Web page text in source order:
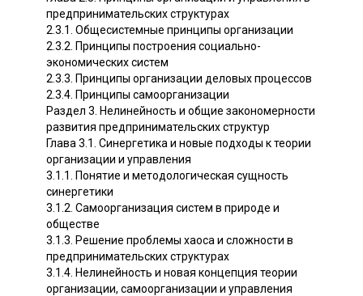
предпринимательских структурах
2.3.1. Общесистемные принципы организации
2.3.2. Принципы построения социально-
экономических систем
2.3.3. Принципы организации деловых процессов
2.3.4. Принципы самоорганизации
Раздел 3. Нелинейность и общие закономерности
развития предпринимательских структур
Глава 3.1. Синергетика и новые подходы к теории
организации и управления
3.1.1. Понятие и методологическая сущность
синергетики
3.1.2. Самоорганизация систем в природе и
обществе
3.1.3. Решение проблемы хаоса и сложности в
предпринимательских структурах
3.1.4. Нелинейность и новая концепция теории
организации, самоорганизации и управления